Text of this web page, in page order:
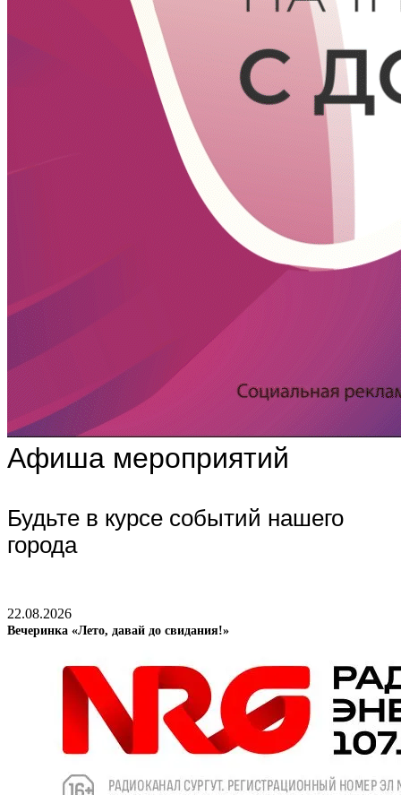
Афиша мероприятий
Будьте в курсе событий нашего
города
22.08.2026
Вечеринка «Лето, давай до свидания!»